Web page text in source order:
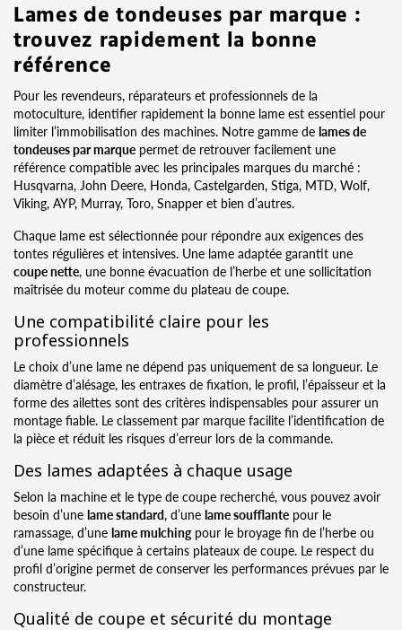
Lames de tondeuses par marque :
trouvez rapidement la bonne
référence
Pour les revendeurs, réparateurs et professionnels de la
motoculture, identifier rapidement la bonne lame est essentiel pour
limiter l’immobilisation des machines. Notre gamme de lames de
tondeuses par marque permet de retrouver facilement une
référence compatible avec les principales marques du marché :
Husqvarna, John Deere, Honda, Castelgarden, Stiga, MTD, Wolf,
Viking, AYP, Murray, Toro, Snapper et bien d’autres.
Chaque lame est sélectionnée pour répondre aux exigences des
tontes régulières et intensives. Une lame adaptée garantit une
coupe nette, une bonne évacuation de l’herbe et une sollicitation
maîtrisée du moteur comme du plateau de coupe.
Une compatibilité claire pour les
professionnels
Le choix d’une lame ne dépend pas uniquement de sa longueur. Le
diamètre d’alésage, les entraxes de fixation, le profil, l’épaisseur et la
forme des ailettes sont des critères indispensables pour assurer un
montage fiable. Le classement par marque facilite l’identification de
la pièce et réduit les risques d’erreur lors de la commande.
Des lames adaptées à chaque usage
Selon la machine et le type de coupe recherché, vous pouvez avoir
besoin d’une lame standard, d’une lame soufflante pour le
ramassage, d’une lame mulchingpour le broyage fin de l’herbe ou
d’une lame spécifique à certains plateaux de coupe. Le respect du
profil d’origine permet de conserver les performances prévues par le
constructeur.
Qualité de coupe et sécurité du montage